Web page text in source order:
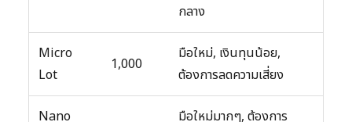
กลาง
Micro
Lot
1,000
มือใหม่, เงินทุนน้อย,
ต้องการลดความเสี่ยง
Nano
มือใหม่มากๆ, ต้องการ